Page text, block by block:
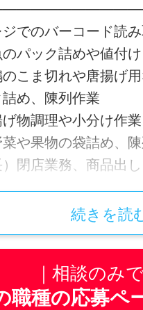
ジでのバーコード読
のパック詰めや値付
のこま切れや唐揚げ
詰め、陳列作業
げ物調理や小分け作業
菜や果物の袋詰め、
）閉店業務、商品出
のポイント】
らOK！スキマ時間
390円の交通費あ
事は一切ナシ！
続きを読
相談のみ
職種の応募ペ